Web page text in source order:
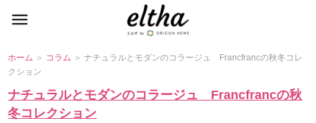
ホーム ＞ コラム ＞ ナチュラルとモダンのコラージュ Francfrancの秋冬コレ
クション
ナチュラルとモダンのコラージュ Francfrancの秋
冬コレクション